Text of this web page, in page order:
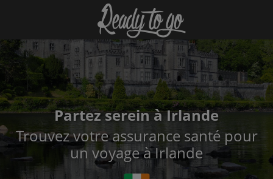
Partez serein à Irlande
Trouvez votre assurance santé pour
un voyage à Irlande